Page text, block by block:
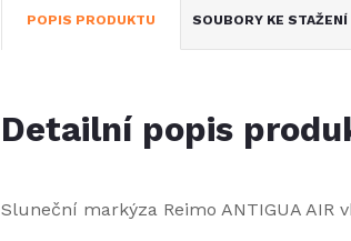
POPIS PRODUKTU SOUBORY KE STAŽENÍ
Detailní popis
Sluneční markýza Reimo ANTIGUA AIR